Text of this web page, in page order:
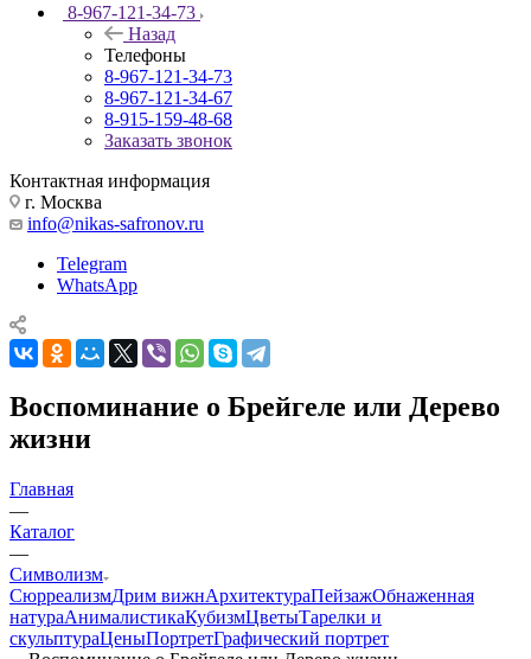
8-967-121-34-73
Назад
Телефоны
8-967-121-34-73
8-967-121-34-67
8-915-159-48-68
Заказать звонок
Контактная информация
г. Москва
info@nikas-safronov.ru
Telegram
WhatsApp
Воспоминание о Брейгеле или Дерево
жизни
Главная
—
Каталог
—
Символизм
СюрреализмДрим вижнАрхитектураПейзажОбнаженная
натураАнималистикаКубизмЦветыТарелки и
скульптураЦеныПортретГрафический портрет